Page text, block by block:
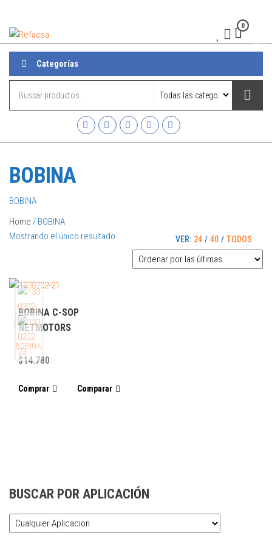
0
Menú
Categorías
BOBINA
BOBINA
Home / BOBINA
VER: 24 / 40 / TODOS
Mostrando el único resultado
BOBINA C-SOP
NETMOTORS
BOBINA
$14.780
Comprar Comparar
BUSCAR POR APLICACIÓN